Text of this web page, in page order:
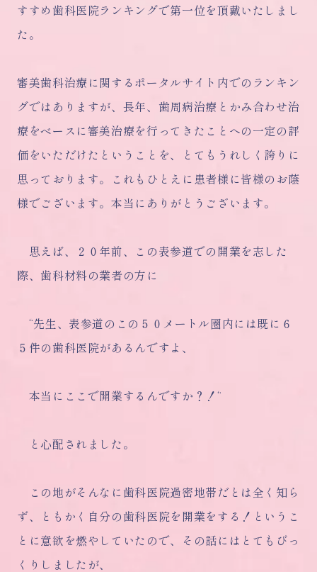
すすめ歯科医院ランキングで第一位を頂戴いたしまし
た。
審美歯科治療に関するポータルサイト内でのランキン
グではありますが、長年、歯周病治療とかみ合わせ治
療をベースに審美治療を行ってきたことへの一定の評
価をいただけたということを、とてもうれしく誇りに
思っております。これもひとえに患者様に皆様のお蔭
様でございます。本当にありがとうございます。
思えば、２０年前、この表参道での開業を志した
際、歯科材料の業者の方に
“先生、表参道のこの５０メートル圏内には既に６
５件の歯科医院があるんですよ、
本当にここで開業するんですか？！“
と心配されました。
この地がそんなに歯科医院過密地帯だとは全く知ら
ず、ともかく自分の歯科医院を開業をする！というこ
とに意欲を燃やしていたので、その話にはとてもびっ
くりしましたが、